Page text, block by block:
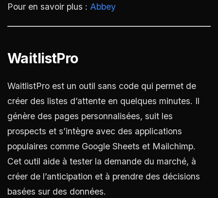
Pour en savoir plus : Abbey
WaitlistPro
WaitlistPro est un outil sans code qui permet de
créer des listes d’attente en quelques minutes. Il
génère des pages personnalisées, suit les
prospects et s’intègre avec des applications
populaires comme Google Sheets et Mailchimp.
Cet outil aide à tester la demande du marché, à
créer de l’anticipation et à prendre des décisions
basées sur des données.